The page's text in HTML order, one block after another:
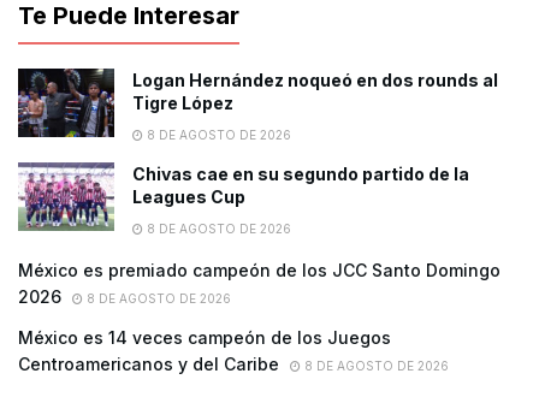
Te Puede Interesar
Logan Hernández noqueó en dos rounds al
Tigre López
8 DE AGOSTO DE 2026
Chivas cae en su segundo partido de la
Leagues Cup
8 DE AGOSTO DE 2026
México es premiado campeón de los JCC Santo Domingo
2026
8 DE AGOSTO DE 2026
México es 14 veces campeón de los Juegos
Centroamericanos y del Caribe
8 DE AGOSTO DE 2026